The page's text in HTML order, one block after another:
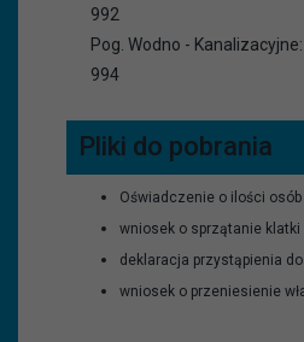
992
Pog. Wodno - Kanalizacyjne:
994
Pliki do pobrania
Oświadczenie o ilości
wniosek o sprzątanie
deklaracja przystąpienia do
wniosek o przeniesienie